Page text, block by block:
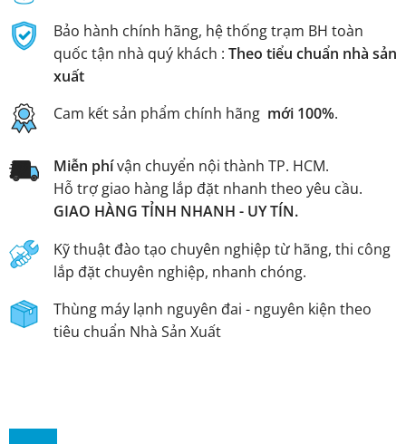
Bảo hành chính hãng, hệ thống trạm BH toàn
quốc tận nhà quý khách : Theo tiểu chuẩn nhà sản
xuất
Cam kết sản phẩm chính hãng mới 100%.
Miễn phívận chuyển nội thành TP. HCM.
Hỗ trợ giao hàng lắp đặt nhanh theo yêu cầu.
GIAO HÀNG TỈNH NHANH - UY TÍN.
Kỹ thuật đào tạo chuyên nghiệp từ hãng, thi công
lắp đặt chuyên nghiệp, nhanh chóng.
Thùng máy lạnh nguyên đai - nguyên kiện theo
tiêu chuẩn Nhà Sản Xuất